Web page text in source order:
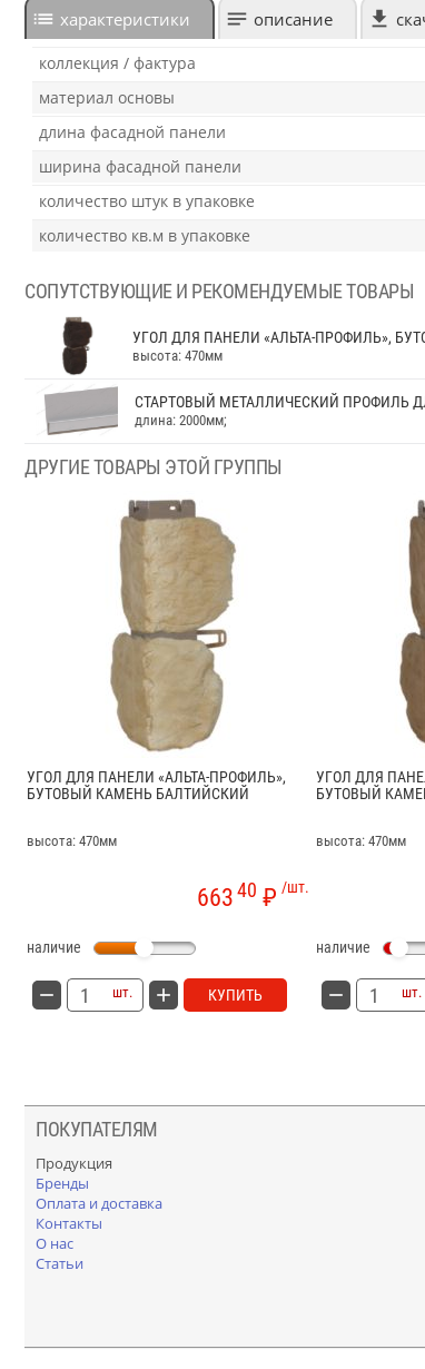
характеристики описание
коллекция / фактура
материал основы
длина фасадной панели
ширина фасадной панели
количество штук в упаковке
количество кв.м в упаковке
СОПУТСТВУЮЩИЕ И РЕКОМЕНДУЕМЫЕ ТОВАРЫ
УГОЛ ДЛЯ ПАНЕЛИ «АЛЬТА-ПРОФИЛЬ»,
высота: 470мм
СТАРТОВЫЙ МЕТАЛЛИЧЕСКИЙ ПРОФИЛЬ
длина: 2000мм;
ДРУГИЕ ТОВАРЫ ЭТОЙ ГРУППЫ
УГОЛ ДЛЯ ПАНЕЛИ «АЛЬТА-ПРОФИЛЬ»,
БУТОВЫЙ КАМЕНЬ БАЛТИЙСКИЙ
высота: 470мм
/шт.
66340 ₽
наличие
шт. КУПИТЬ
УГОЛ ДЛЯ
БУТОВЫЙ
высота: 470мм
наличие
шт.
ПОКУПАТЕЛЯМ
Продукция
Бренды
Оплата и доставка
Контакты
О нас
Статьи